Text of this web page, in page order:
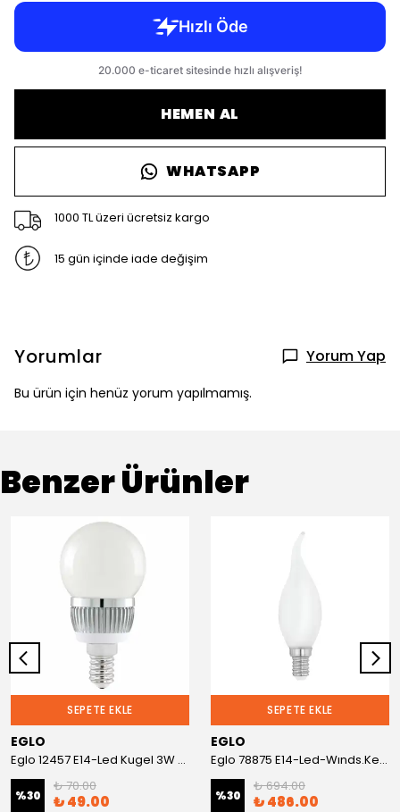
HEMEN AL
WHATSAPP
1000 TL üzeri ücretsiz kargo
15 gün içinde iade değişim
Yorumlar Yorum Yap
Bu ürün için henüz yorum yapılmamış.
Benzer Ürünler
SEPETE EKLE
EGLO
Eglo 12457 E14-Led Kugel 3W 4200K
%30
₺ 70.00
₺ 49.00
SEPETE EKLE
EGLO
Eglo 78875 E14-Led-Wınds.Kerze 4W Opal 2700K 1St
%30
₺ 694.00
₺ 486.00